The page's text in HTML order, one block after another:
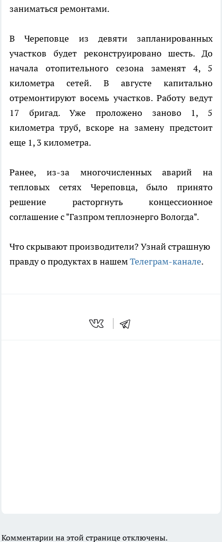
заниматься ремонтами.
В Череповце из девяти запланированных
участков будет реконструировано шесть. До
начала отопительного сезона заменят 4, 5
километра сетей. В августе капитально
отремонтируют восемь участков. Работу ведут
17 бригад. Уже проложено заново 1, 5
километра труб, вскоре на замену предстоит
еще 1, 3 километра.
Ранее, из-за многочисленных аварий на
тепловых сетях Череповца, было принято
решение расторгнуть концессионное
соглашение с "Газпром теплоэнерго Вологда".
Что скрывают производители? Узнай страшную
правду о продуктах в нашемТелеграм-канале.
Комментарии на этой странице отключены.